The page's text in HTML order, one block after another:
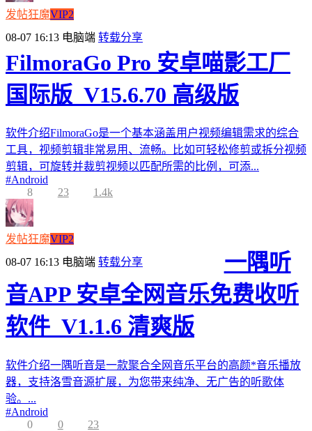
发帖狂魔VIP2
08-07 16:13 电脑端 转载分享
FilmoraGo Pro 安卓喵影工厂
国际版_V15.6.70 高级版
软件介绍FilmoraGo是一个基本涵盖用户视频编辑需求的综合
工具，视频剪辑非常易用、流畅。比如可轻松修剪或拆分视频
剪辑，可旋转并裁剪视频以匹配所需的比例，可添...
#Android
8
23 1.4k
发帖狂魔VIP2
08-07 16:13 电脑端 转载分享
一隅听
音APP 安卓全网音乐免费收听
软件_V1.1.6 清爽版
软件介绍一隅听音是一款聚合全网音乐平台的高颜*音乐播放
器，支持洛雪音源扩展，为您带来纯净、无广告的听歌体
验。...
#Android
0
0 23